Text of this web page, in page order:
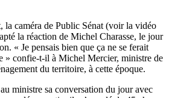
la caméra de Public Sénat (voir la vidéo
la réaction de Michel Charasse, le jour
« Je pensais bien que ça ne se ferait
» confie-t-il à Michel Mercier, ministre de
du territoire, à cette époque.
ministre sa conversation du jour avec